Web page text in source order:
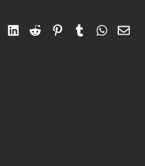
LinkedIn
RedditPinterestTumblr 電